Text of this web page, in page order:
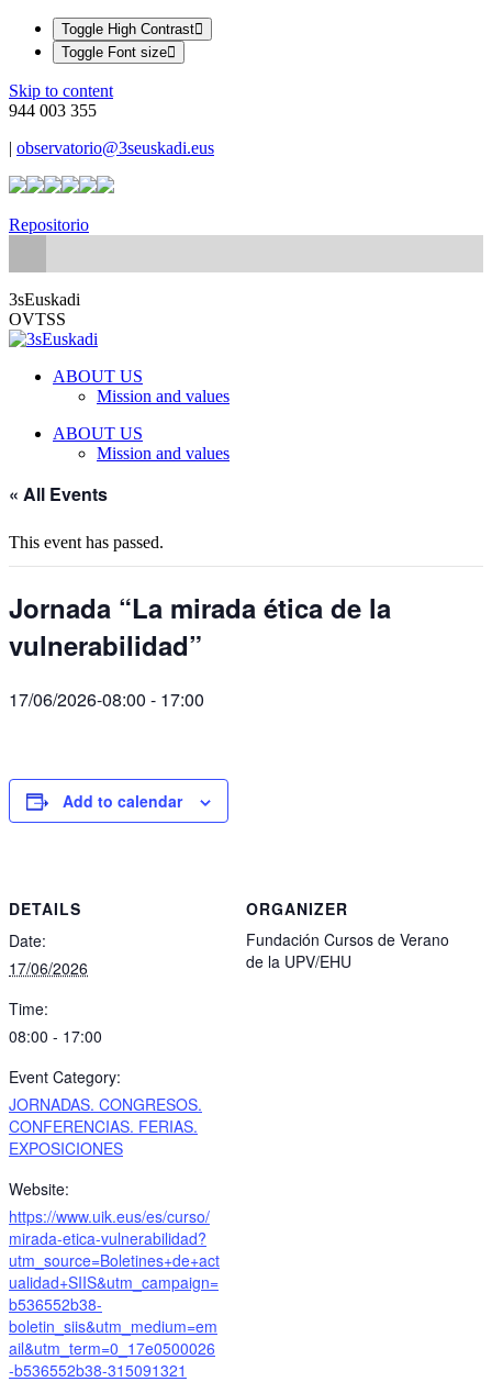
Toggle High Contrast
Toggle Font size
Skip to content
944 003 355
| observatorio@3seuskadi.eus
Repositorio
3sEuskadi
OVTSS
ABOUT US
Mission and values
ABOUT US
Mission and values
« All Events
This event has passed.
Jornada “La mirada ética de la
vulnerabilidad”
17/06/2026-08:00 - 17:00
Add to calendar
DETAILS
Date:
17/06/2026
Time:
08:00 - 17:00
Event Category:
JORNADAS. CONGRESOS.
CONFERENCIAS. FERIAS.
EXPOSICIONES
Website:
https://www.uik.eus/es/curso/
mirada-etica-vulnerabilidad?
utm_source=Boletines+de+act
ualidad+SIIS&utm_campaign=
b536552b38-
boletin_siis&utm_medium=em
ail&utm_term=0_17e0500026
-b536552b38-315091321
ORGANIZER
Fundación Cursos de Verano
de la UPV/EHU